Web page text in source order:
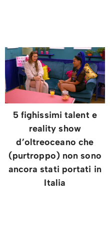
5 fighissimi talent e
reality show
d’oltreoceano che
(purtroppo) non sono
ancora stati portati in
Italia